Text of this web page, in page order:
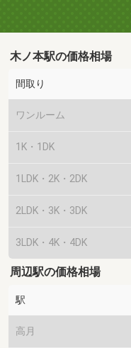
木ノ本駅の価格相場
間取り
ワンルーム
1K・1DK
1LDK・2K・2DK
2LDK・3K・3DK
3LDK・4K・4DK
周辺駅の価格相場
駅
高月